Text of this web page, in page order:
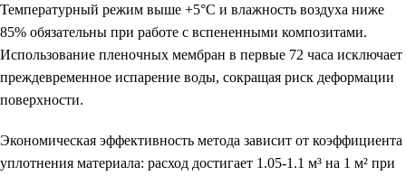
Температурный режим выше +5°С и влажность воздуха ниже
85% обязательны при работе с вспененными композитами.
Использование пленочных мембран в первые 72 часа исключает
преждевременное испарение воды, сокращая риск деформации
поверхности.
Экономическая эффективность метода зависит от коэффициента
уплотнения материала: расход достигает 1.05-1.1 м³ на 1 м² при